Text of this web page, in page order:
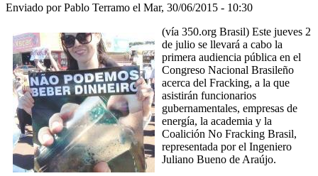
Enviado porPablo Terramo el Mar, 30/06/2015 - 10:30
(vía 350.org Brasil) Este jueves 2
de julio se llevará a cabo la
primera audiencia pública en el
Congreso Nacional Brasileño
acerca del Fracking, a la que
asistirán funcionarios
gubernamentales, empresas de
energía, la academia y la
Coalición No Fracking Brasil,
representada por el Ingeniero
Juliano Bueno de Araújo.